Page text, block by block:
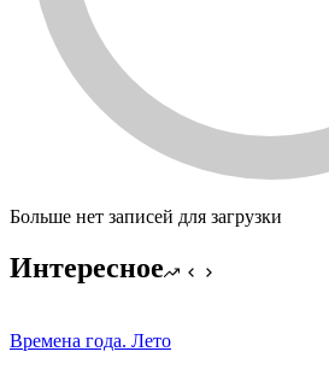
Больше нет записей для загрузки
Интересное
Времена года. Лето